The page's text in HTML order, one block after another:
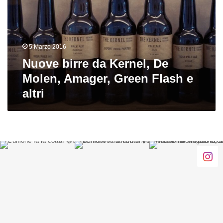
Molen,
Amager,
Green
Flash
e
altri
5 Marzo 2016
Nuove birre da Kernel, De
Molen, Amager, Green Flash e
altri